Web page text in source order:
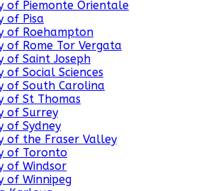
of Piemonte Orientale
of Pisa
of Roehampton
of Rome Tor Vergata
of Saint Joseph
of Social Sciences
of South Carolina
of St Thomas
of Surrey
of Sydney
of the Fraser Valley
of Toronto
of Windsor
of Winnipeg